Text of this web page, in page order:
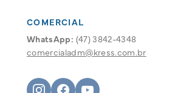
COMERCIAL
WhatsApp: (47) 3842-4348
comercialadm@kress.com.br